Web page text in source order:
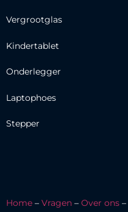
Vergrootglas
Kindertablet
Onderlegger
Laptophoes
Stepper
Home – Vragen – Over ons –